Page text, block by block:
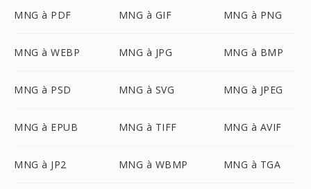
MNG à PDF MNG à GIF MNG à PNG
MNG à WEBP MNG à JPG MNG à BMP
MNG à PSD MNG à SVG MNG à JPEG
MNG à EPUB MNG à TIFF MNG à AVIF
MNG à JP2 MNG à WBMP MNG à TGA